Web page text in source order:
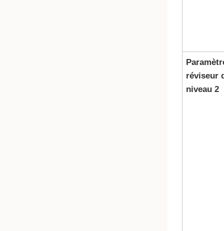
réviseur
niveau 2